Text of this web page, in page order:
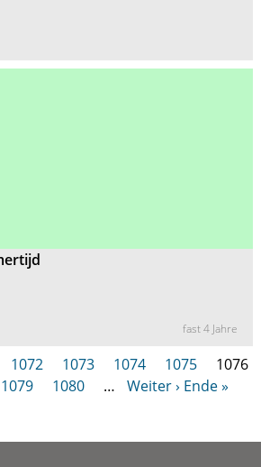
fast 4 Jahre
1072 1073 1074 1075
1076
1079 1080 … Weiter › Ende »